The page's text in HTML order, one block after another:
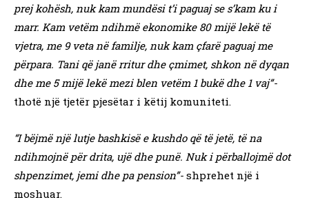
prej kohësh, nuk kam mundësi t’i paguaj se s’kam ku i
marr. Kam vetëm ndihmë ekonomike 80 mijë lekë të
vjetra, me 9 veta në familje, nuk kam çfarë paguaj me
përpara. Tani që janë rritur dhe çmimet, shkon në dyqan
dhe me 5 mijë lekë mezi blen vetëm 1 bukë dhe 1 vaj”-
thotë një tjetër pjesëtar i këtij komuniteti.
“I bëjmë një lutje bashkisë e kushdo që të jetë, të na
ndihmojnë për drita, ujë dhe punë. Nuk i përballojmë dot
shpenzimet, jemi dhe pa pension”- shprehet një i
moshuar.